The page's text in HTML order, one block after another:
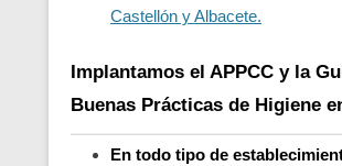
Castellón y Albacete.
Implantamos el APPCC y la
Buenas Prácticas de Higiene
En todo tipo de